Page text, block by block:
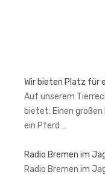
Wir bieten Platz für
Auf unserem
bietet: Einen
ein Pferd …
Radio Bremen im
Radio Bremen im